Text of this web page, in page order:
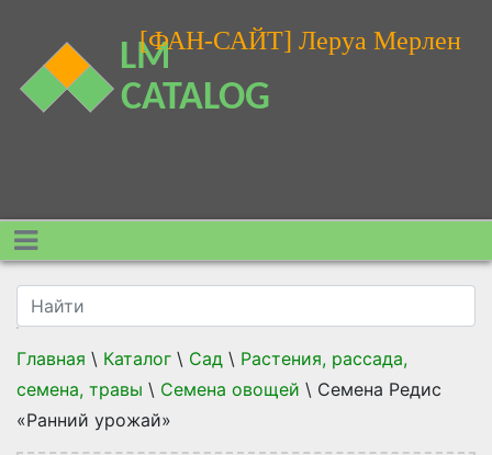
[ФАН-САЙТ] Леруа Мерлен
Главная \ Каталог \ Сад \ Растения, рассада,
семена, травы \ Семена овощей \ Семена Редис
«Ранний урожай»